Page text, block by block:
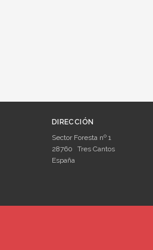
DIRECCIÓN
Sector Foresta nº 1
28760
Tres Cantos
España